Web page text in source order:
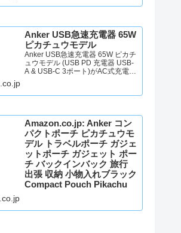
Anker USB急速充電器 65W
ピカチュウモデル
Anker USB急速充電器 65W ピカチ
ュウモデル (USB PD 充電器 USB-
A & USB-C 3ポート)がAC式充電器
可能です。アマゾン配送商品は、
Amazon.co.jp: Anker コン
パクトポーチ ピカチュウモ
デル トラベルポーチ ガジェ
ットポーチ ガジェット ポー
チ バックインバック 旅行
出張 収納 小物入れブラック
Compact Pouch Pikachu